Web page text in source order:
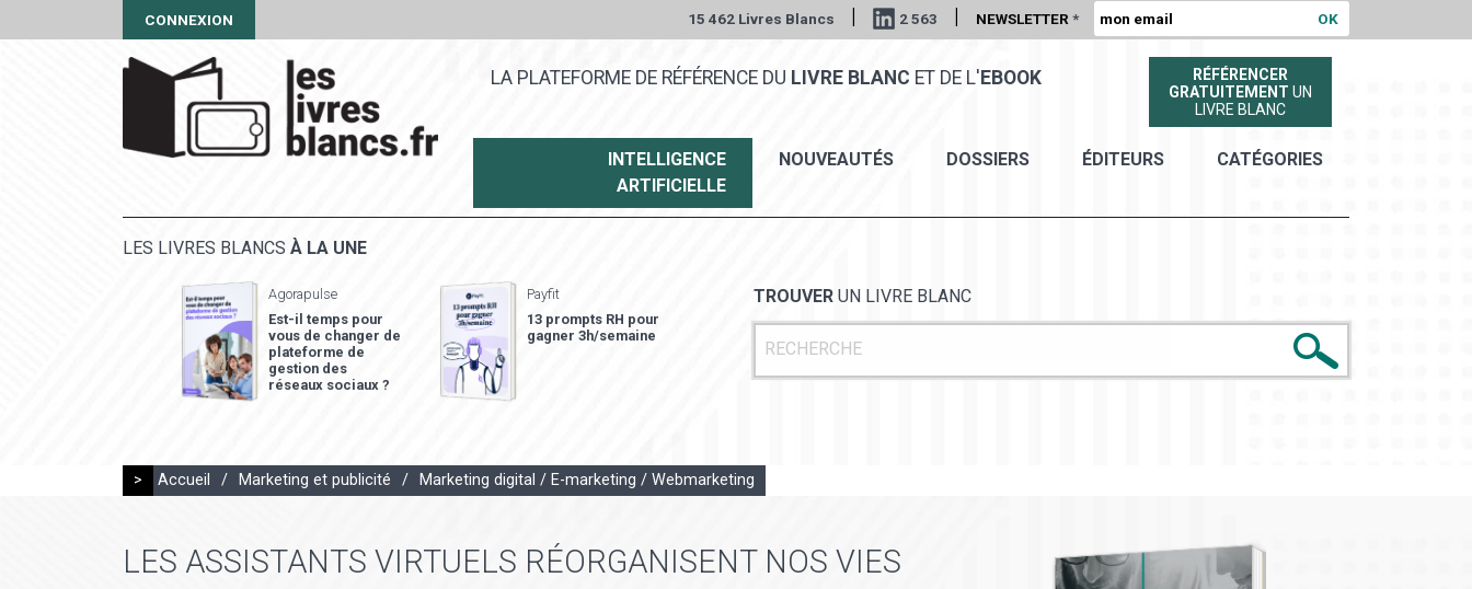
CONNEXION 15 462 Livres Blancs | 2 563 | NEWSLETTER *
LA PLATEFORME DE RÉFÉRENCE DU LIVRE BLANC ET DE L' EBOOK
RÉFÉRENCER
GRATUITEMENT UN
LIVRE BLANC
INTELLIGENCE
ARTIFICIELLE
NOUVEAUTÉS DOSSIERS ÉDITEURS CATÉGORIES
LES LIVRES BLANCS À LA UNE
Agorapulse
Est-il temps pour
vous de changer de
plateforme de
gestion des
réseaux sociaux ?
Payfit
13 prompts RH pour
gagner 3h/semaine
TROUVER UN LIVRE BLANC
> Accueil / Marketing et publicité / Marketing digital / E-marketing / Webmarketing
LES ASSISTANTS VIRTUELS RÉORGANISENT NOS VIES